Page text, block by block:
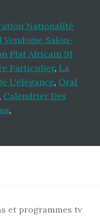
Nationalité
Vendome Salon-
Plat Africain 91
Particulier, La
L'élégance, Oral
Calendrier Des
,
et programmes tv